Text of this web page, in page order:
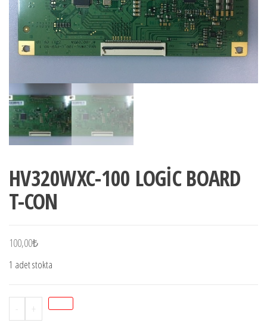
HV320WXC-100 LOGİC BOARD
T-CON
100,00₺
1 adet stokta
-
HV320WXC-
100
+